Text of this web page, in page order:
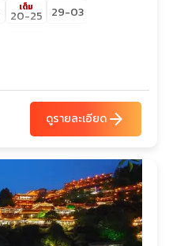
เต็ม
20-25
29-03
ดูรายละเอียดarrow_forward